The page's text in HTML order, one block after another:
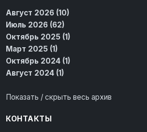
Август 2026 (10)
Июль 2026 (62)
Октябрь 2025 (1)
Март 2025 (1)
Октябрь 2024 (1)
Август 2024 (1)
Показать / скрыть весь архив
КОНТАКТЫ